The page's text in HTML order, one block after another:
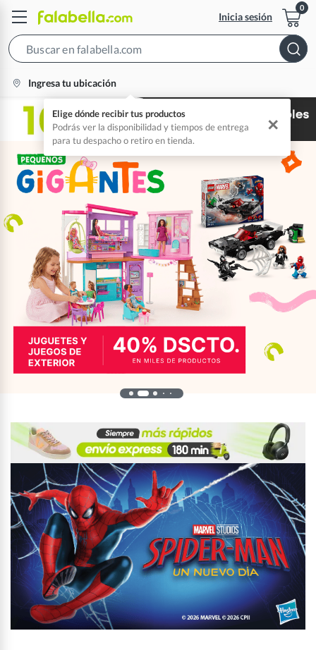
Inicia sesión
location-
Ingresa tu ubicación
Elige dónde recibir tus productos
Podrás ver la disponibilidad y tiempos de entrega
para tu despacho o retiro en tienda.
✕